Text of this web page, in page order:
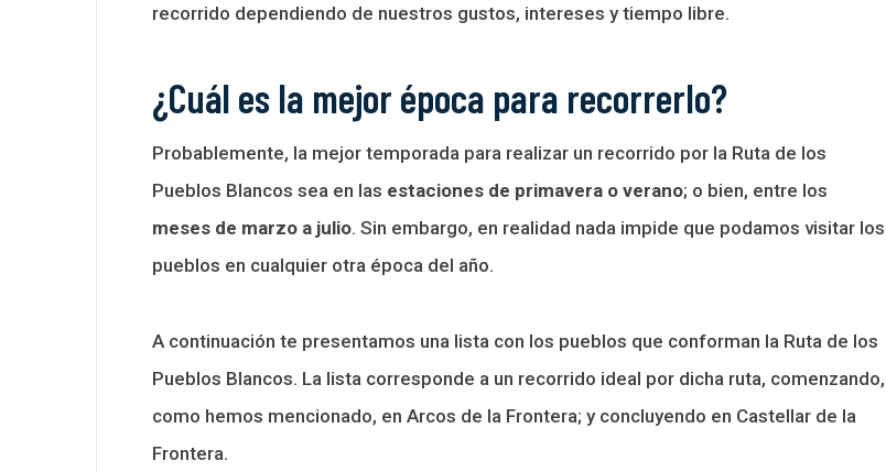
recorrido dependiendo de nuestros gustos, intereses y tiempo libre.
¿Cuál es la mejor época para recorrerlo?
Probablemente, la mejor temporada para realizar un recorrido por la Ruta de los
Pueblos Blancos sea en las estaciones de primavera o verano; o bien, entre los
meses de marzo a julio. Sin embargo, en realidad nada impide que podamos visitar los
pueblos en cualquier otra época del año.
A continuación te presentamos una lista con los pueblos que conforman la Ruta de los
Pueblos Blancos. La lista corresponde a un recorrido ideal por dicha ruta, comenzando,
como hemos mencionado, en Arcos de la Frontera; y concluyendo en Castellar de la
Frontera.